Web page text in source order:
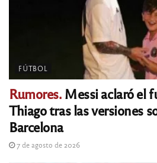
FÚTBOL
Rumores.Messi aclaró el
Thiago tras las versiones
Barcelona
7 de agosto de 2026